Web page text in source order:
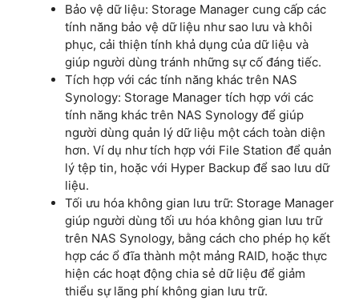
Bảo vệ dữ liệu: Storage Manager cung cấp các
tính năng bảo vệ dữ liệu như sao lưu và khôi
phục, cải thiện tính khả dụng của dữ liệu và
giúp người dùng tránh những sự cố đáng tiếc.
Tích hợp với các tính năng khác trên NAS
Synology: Storage Manager tích hợp với các
tính năng khác trên NAS Synology để giúp
người dùng quản lý dữ liệu một cách toàn diện
hơn. Ví dụ như tích hợp với File Station để quản
lý tệp tin, hoặc với Hyper Backup để sao lưu dữ
liệu.
Tối ưu hóa không gian lưu trữ: Storage Manager
giúp người dùng tối ưu hóa không gian lưu trữ
trên NAS Synology, bằng cách cho phép họ kết
hợp các ổ đĩa thành một mảng RAID, hoặc thực
hiện các hoạt động chia sẻ dữ liệu để giảm
thiểu sự lãng phí không gian lưu trữ.